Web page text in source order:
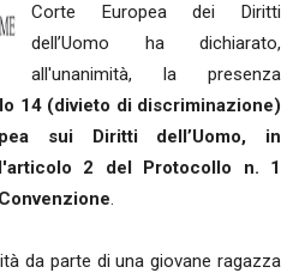
Corte Europea dei Diritti
dell’Uomo ha dichiarato,
all'unanimità, la presenza
14 (divieto di discriminazione)
sui Diritti dell’Uomo, in
2 del Protocollo n. 1
.
da parte di una giovane ragazza